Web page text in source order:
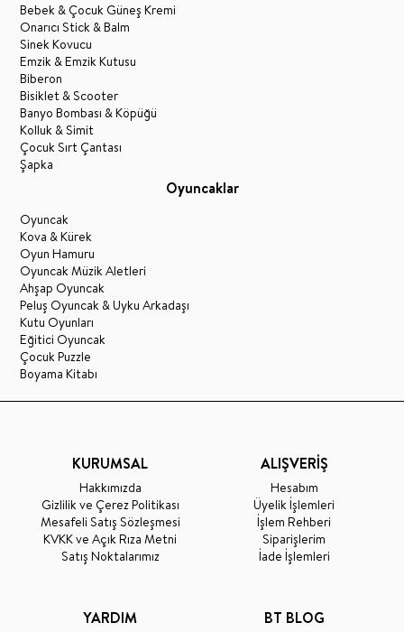
Bebek & Çocuk Güneş Kremi
Onarıcı Stick & Balm
Sinek Kovucu
Emzik & Emzik Kutusu
Biberon
Bisiklet & Scooter
Banyo Bombası & Köpüğü
Kolluk & Simit
Çocuk Sırt Çantası
Şapka
Oyuncaklar
Oyuncak
Kova & Kürek
Oyun Hamuru
Oyuncak Müzik Aletleri
Ahşap Oyuncak
Peluş Oyuncak & Uyku Arkadaşı
Kutu Oyunları
Eğitici Oyuncak
Çocuk Puzzle
Boyama Kitabı
KURUMSAL
Hakkımızda
Gizlilik ve Çerez Politikası
Mesafeli Satış Sözleşmesi
KVKK ve Açık Rıza Metni
Satış Noktalarımız
ALIŞVERİŞ
Hesabım
Üyelik İşlemleri
İşlem Rehberi
Siparişlerim
İade İşlemleri
YARDIM BT BLOG